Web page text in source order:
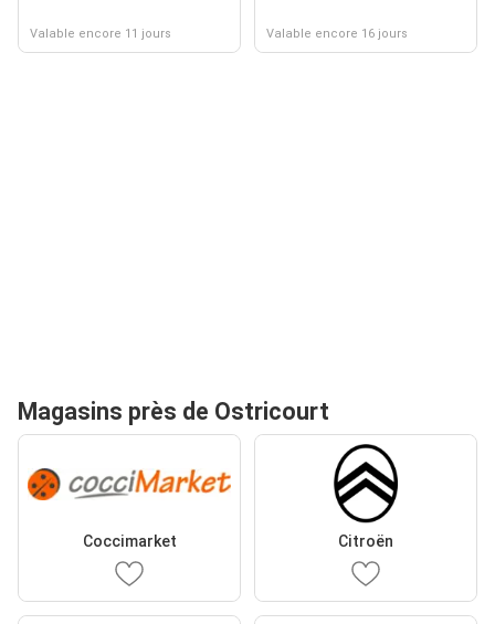
Valable encore 11 jours Valable encore 16 jours
Magasins près de Ostricourt
Coccimarket Citroën